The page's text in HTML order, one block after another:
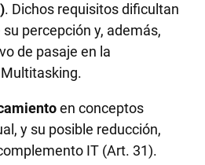
. Dichos requisitos dificultan
percepción y, además,
de pasaje en la
en conceptos
y su posible reducción,
IT (Art. 31).